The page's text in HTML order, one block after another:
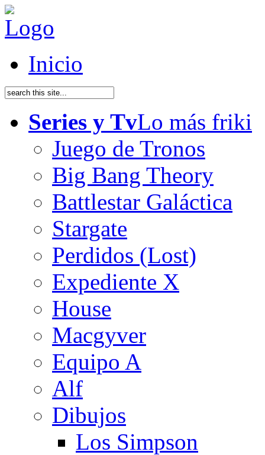
Inicio
Series y TvLo más friki
Juego de Tronos
Big Bang Theory
Battlestar Galáctica
Stargate
Perdidos (Lost)
Expediente X
House
Macgyver
Equipo A
Alf
Dibujos
Los Simpson